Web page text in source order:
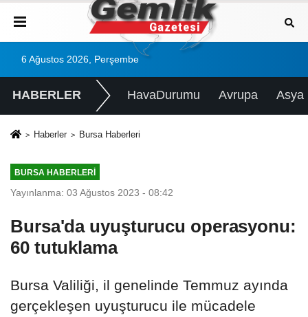
6 Ağustos 2026, Perşembe
HABERLER HavaDurumu Avrupa Asya
Haberler Bursa Haberleri
BURSA HABERLERI
Yayınlanma: 03 Ağustos 2023 - 08:42
Bursa'da uyuşturucu operasyonu:
60 tutuklama
Bursa Valiliği, il genelinde Temmuz ayında
gerçekleşen uyuşturucu ile mücadele